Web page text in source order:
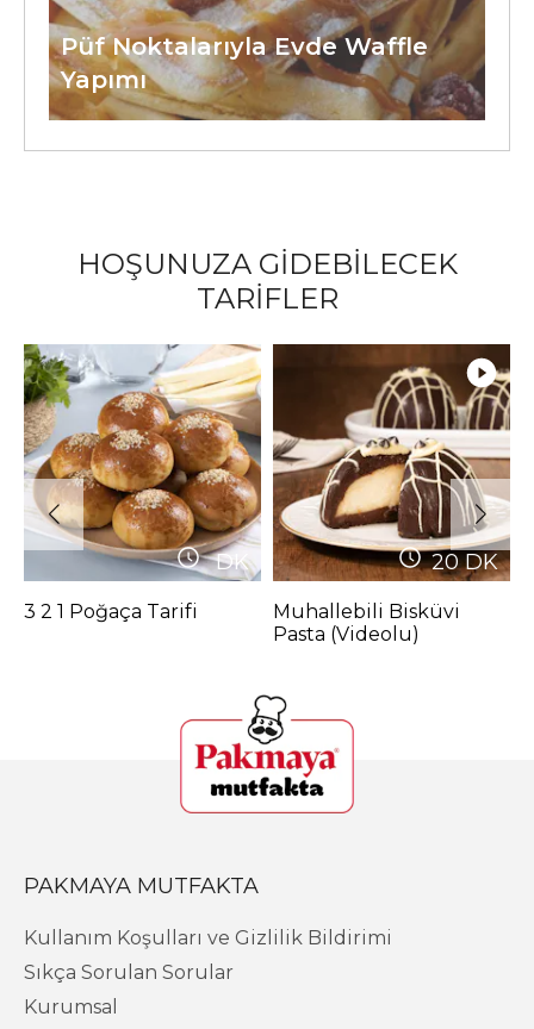
Püf Noktalarıyla Evde Waffle
Yapımı
HOŞUNUZA GİDEBİLECEK
TARİFLER
DK
3 2 1 Poğaça Tarifi
20DK
Muhallebili Bisküvi
Pasta (Videolu)
PAKMAYA MUTFAKTA
Kullanım Koşulları ve Gizlilik Bildirimi
Sıkça Sorulan Sorular
Kurumsal